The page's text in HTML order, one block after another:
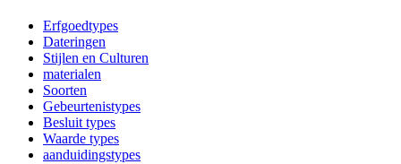
Erfgoedtypes
Dateringen
Stijlen en Culturen
materialen
Soorten
Gebeurtenistypes
Besluit types
Waarde types
aanduidingstypes